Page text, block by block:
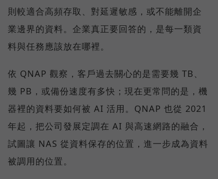
則較適合高頻存取、對延遲敏感，或不能離開企
業邊界的資料。企業真正要回答的，是每一類資
料與任務應該放在哪裡。
依 QNAP 觀察，客戶過去關心的是需要幾 TB、
幾 PB，或備份速度有多快；現在更常問的是，機
器裡的資料要如何被 AI 活用。QNAP 也從 2021
年起，把公司發展定調在 AI 與高速網路的融合，
試圖讓 NAS 從資料保存的位置，進一步成為資料
被調用的位置。